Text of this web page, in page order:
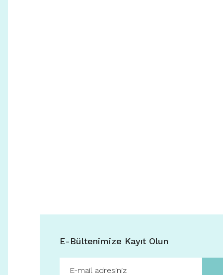
E-Bültenimize Kayıt Olun